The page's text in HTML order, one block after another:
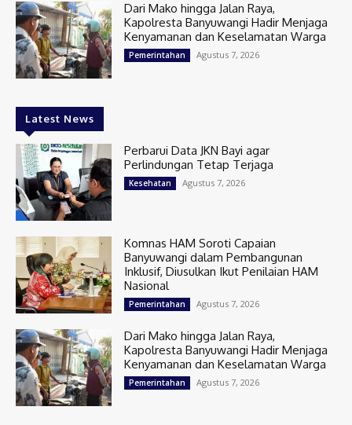
Dari Mako hingga Jalan Raya,
Kapolresta Banyuwangi Hadir Menjaga
Kenyamanan dan Keselamatan Warga
Pemerintahan Agustus 7, 2026
Latest News
Perbarui Data JKN Bayi agar
Perlindungan Tetap Terjaga
Kesehatan Agustus 7, 2026
Komnas HAM Soroti Capaian
Banyuwangi dalam Pembangunan
Inklusif, Diusulkan Ikut Penilaian HAM
Nasional
Pemerintahan Agustus 7, 2026
Dari Mako hingga Jalan Raya,
Kapolresta Banyuwangi Hadir Menjaga
Kenyamanan dan Keselamatan Warga
Pemerintahan Agustus 7, 2026